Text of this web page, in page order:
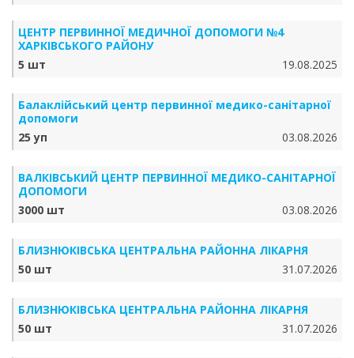
ЦЕНТР ПЕРВИННОЇ МЕДИЧНОЇ ДОПОМОГИ №4
ХАРКІВСЬКОГО РАЙОНУ
5 шт
19.08.2025
Балаклійський центр первинної медико-санітарної
допомоги
25 уп
03.08.2026
ВАЛКІВСЬКИЙ ЦЕНТР ПЕРВИННОЇ МЕДИКО-САНІТАРНОЇ
ДОПОМОГИ
3000 шт
03.08.2026
БЛИЗНЮКІВСЬКА ЦЕНТРАЛЬНА РАЙОННА ЛІКАРНЯ
50 шт
31.07.2026
БЛИЗНЮКІВСЬКА ЦЕНТРАЛЬНА РАЙОННА ЛІКАРНЯ
50 шт
31.07.2026